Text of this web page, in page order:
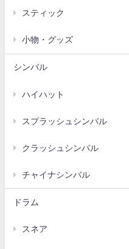
スティック
小物・グッズ
シンバル
ハイハット
スプラッシュシンバル
クラッシュシンバル
チャイナシンバル
ドラム
スネア